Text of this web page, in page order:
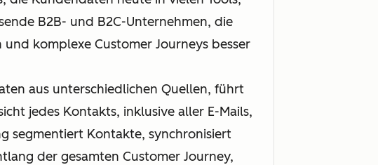
B2B- und B2C-Unternehmen, die
komplexe Customer Journeys besser
aus unterschiedlichen Quellen, führt
jedes Kontakts, inklusive aller E-Mails,
segmentiert Kontakte, synchronisiert
der gesamten Customer Journey,